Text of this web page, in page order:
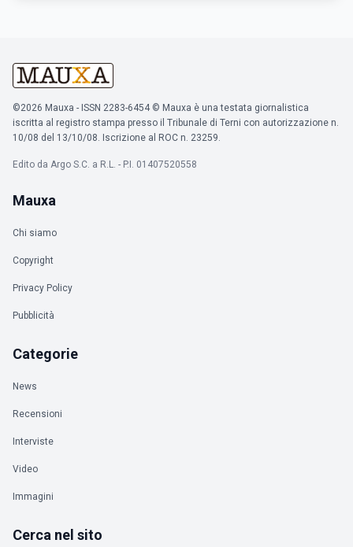
©2026 Mauxa - ISSN 2283-6454 © Mauxa è una testata giornalistica
iscritta al registro stampa presso il Tribunale di Terni con autorizzazione n.
10/08 del 13/10/08. Iscrizione al ROC n. 23259.
Edito da Argo S.C. a R.L. - P.I. 01407520558
Mauxa
Chi siamo
Copyright
Privacy Policy
Pubblicità
Categorie
News
Recensioni
Interviste
Video
Immagini
Cerca nel sito